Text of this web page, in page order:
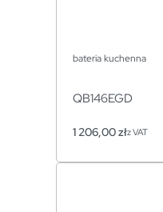
bateria kuchenna
QB146EGD
1 206,00złz VAT